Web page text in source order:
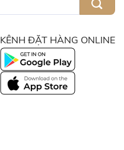
KÊNH ĐẶT HÀNG ONLINE